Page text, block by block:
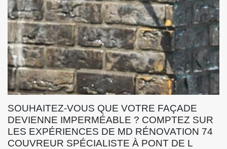
SOUHAITEZ-VOUS QUE VOTRE FAÇADE
DEVIENNE IMPERMÉABLE ? COMPTEZ SUR
LES EXPÉRIENCES DE MD RÉNOVATION 74
COUVREUR SPÉCIALISTE À PONT DE L